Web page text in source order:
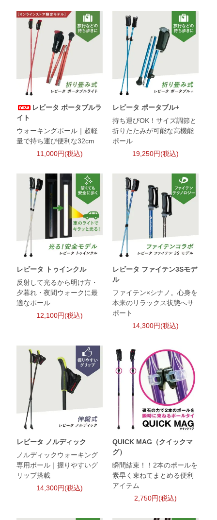
レビータ ポータブルラ
イト
ウォーキングポール｜超軽
量で持ち運び便利な32cm
11,000円(税込)
レビータ ポータブル+
持ち運びOK！サイズ調節と
折りたたみが可能な高機能
ポール
19,250円(税込)
レビータ トゥインクル
反射して光るから明け方・
夕暮れ・夜間ウォークに最
適なポール
12,100円(税込)
レビータ ファイテン3Sモデ
ル
ファイテン×シナノ。心身を
本来のリラックス状態へサ
ポート
14,300円(税込)
レビータ ノルディック
ノルディックウォーキング
専用ポール｜握りやすいグ
リップ搭載
14,300円(税込)
QUICK MAG（クイックマ
グ）
瞬間結束！！2本のポールを
素早く束ねてまとめる便利
アイテム
2,750円(税込)